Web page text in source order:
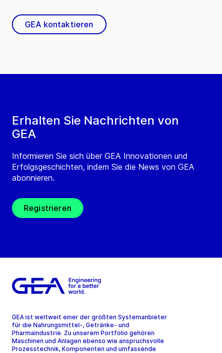
Erhalten Sie Nachrichten von
GEA
Informieren Sie sich über GEA Innovationen und
Erfolgsgeschichten, indem Sie die News von GEA
abonnieren.
Registrieren
GEA kontaktieren
GEA ist weltweit einer der größten Systemanbieter
für die Nahrungsmittel-, Getränke- und
Pharmaindustrie. Zu unserem Portfolio gehören
Maschinen und Anlagen ebenso wie anspruchsvolle
Prozesstechnik, Komponenten und umfassende